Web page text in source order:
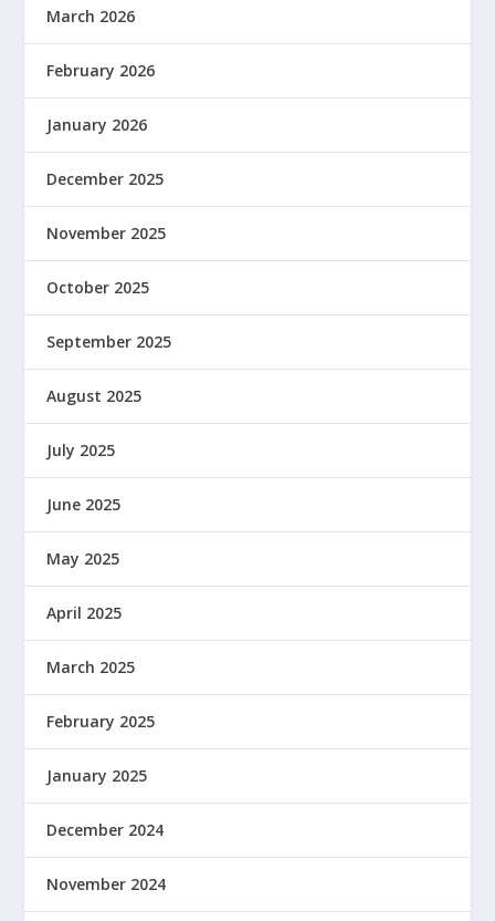
March 2026
February 2026
January 2026
December 2025
November 2025
October 2025
September 2025
August 2025
July 2025
June 2025
May 2025
April 2025
March 2025
February 2025
January 2025
December 2024
November 2024